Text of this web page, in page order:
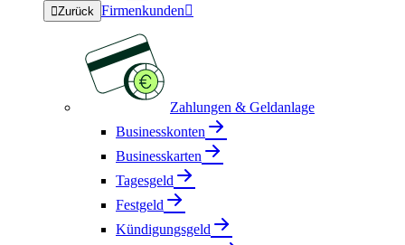
Zurück Firmenkunden
Zahlungen & Geldanlage
Businesskonten
Businesskarten
Tagesgeld
Festgeld
Kündigungsgeld